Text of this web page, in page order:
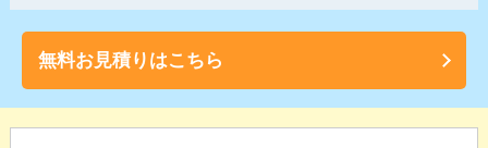
無料お見積りはこちら